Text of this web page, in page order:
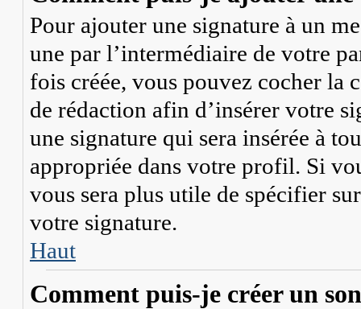
Pour ajouter une signature à un
une par l’intermédiaire de votre
fois créée, vous pouvez cocher la
de rédaction afin d’insérer votre
une signature qui sera insérée à
appropriée dans votre profil. Si
vous sera plus utile de spécifier
votre signature.
Haut
Comment puis-je créer un